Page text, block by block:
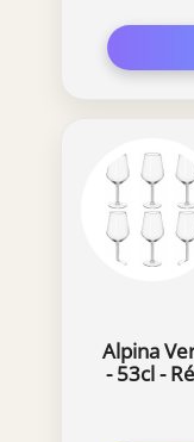
Alpina
- 53cl -